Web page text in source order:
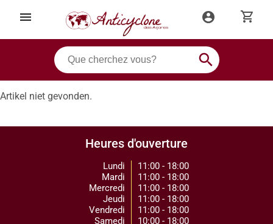
menu account_circle shopping_cart
search
Artikel niet gevonden.
Heures d'ouverture
Lundi
Mardi
Mercredi
Jeudi
Vendredi
Samedi
11:00 - 18:00
11:00 - 18:00
11:00 - 18:00
11:00 - 18:00
11:00 - 18:00
10:00 - 18:00